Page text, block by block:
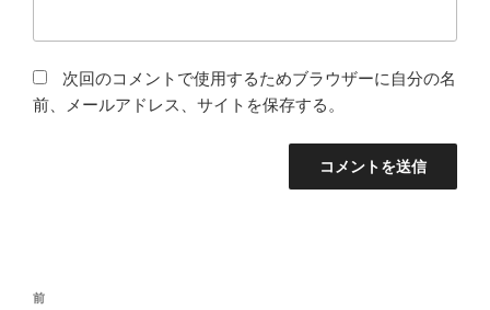
次回のコメントで使用するためブラウザーに自分の名
前、メールアドレス、サイトを保存する。
投
前
前